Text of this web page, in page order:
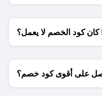
الشحن ؟
كود الخصم لا يعمل؟
على أقوى كود خصم؟